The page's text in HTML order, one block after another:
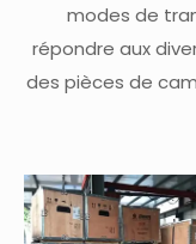
modes de
répondre aux
des pièces de